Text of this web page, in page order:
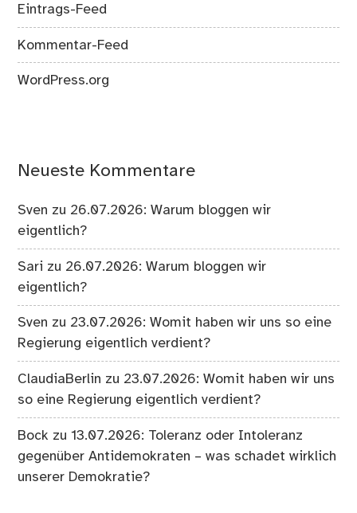
Eintrags-Feed
Kommentar-Feed
WordPress.org
Neueste Kommentare
Sven zu 26.07.2026: Warum bloggen wir
eigentlich?
Sari zu 26.07.2026: Warum bloggen wir
eigentlich?
Sven zu 23.07.2026: Womit haben wir uns so eine
Regierung eigentlich verdient?
ClaudiaBerlin zu 23.07.2026: Womit haben wir uns
so eine Regierung eigentlich verdient?
Bock zu13.07.2026: Toleranz oder Intoleranz
gegenüber Antidemokraten – was schadet wirklich
unserer Demokratie?